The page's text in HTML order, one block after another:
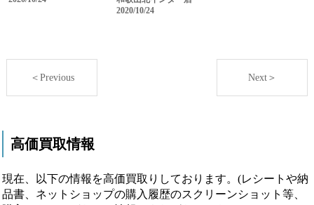
2020/10/24
＜Previous Next＞
高価買取情報
現在、以下の情報を高価買取りしております。(レシートや納
品書、ネットショップの購入履歴のスクリーンショット等、